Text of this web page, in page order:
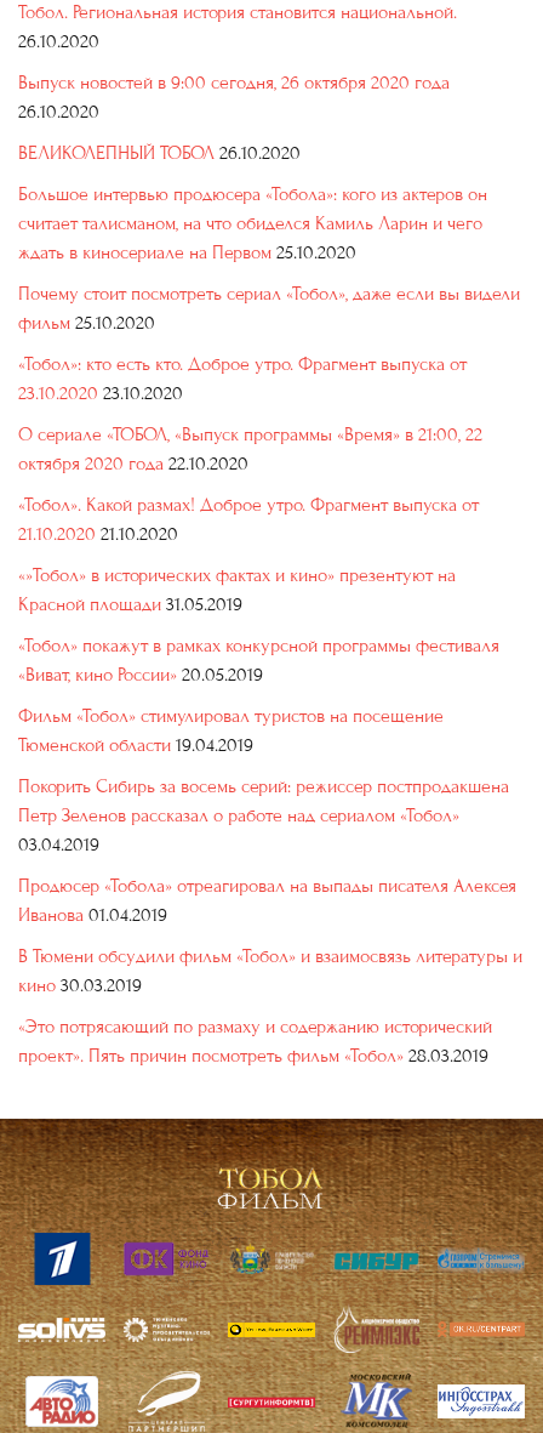
Тобол. Региональная история становится национальной.
26.10.2020
Выпуск новостей в 9:00 сегодня, 26 октября 2020 года
26.10.2020
ВЕЛИКОЛЕПНЫЙ ТОБОЛ 26.10.2020
Большое интервью продюсера «Тобола»: кого из актеров он
считает талисманом, на что обиделся Камиль Ларин и чего
ждать в киносериале на Первом 25.10.2020
Почему стоит посмотреть сериал «Тобол», даже если вы видели
фильм 25.10.2020
«Тобол»: кто есть кто. Доброе утро. Фрагмент выпуска от
23.10.2020 23.10.2020
О сериале «ТОБОЛ, «Выпуск программы «Время» в 21:00, 22
октября 2020 года 22.10.2020
«Тобол». Какой размах! Доброе утро. Фрагмент выпуска от
21.10.2020 21.10.2020
«»Тобол» в исторических фактах и кино» презентуют на
Красной площади 31.05.2019
«Тобол» покажут в рамках конкурсной программы фестиваля
«Виват, кино России» 20.05.2019
Фильм «Тобол» стимулировал туристов на посещение
Тюменской области 19.04.2019
Покорить Сибирь за восемь серий: режиссер постпродакшена
Петр Зеленов рассказал о работе над сериалом «Тобол»
03.04.2019
Продюсер «Тобола» отреагировал на выпады писателя Алексея
Иванова 01.04.2019
В Тюмени обсудили фильм «Тобол» и взаимосвязь литературы и
кино 30.03.2019
«Это потрясающий по размаху и содержанию исторический
проект». Пять причин посмотреть фильм «Тобол» 28.03.2019